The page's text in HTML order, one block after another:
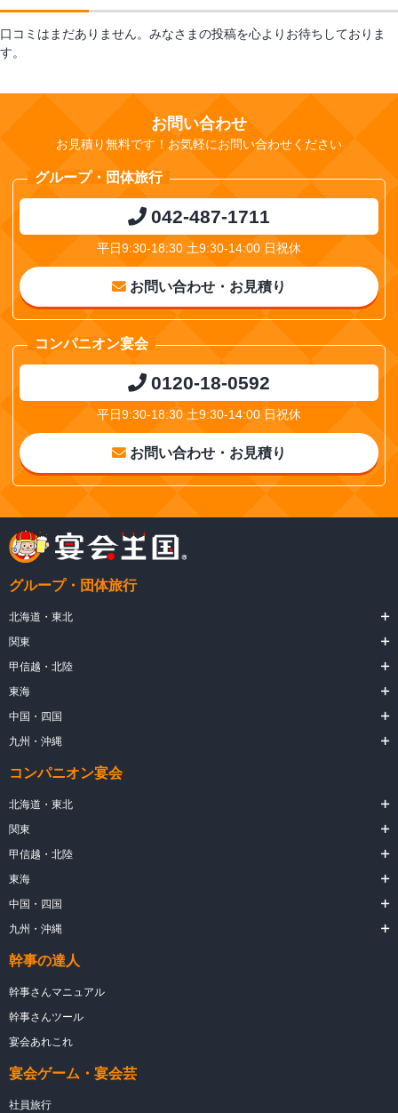
口コミはまだありません。みなさまの投稿を心よりお待ちしておりま
す。
お問い合わせ
お見積り無料です！お気軽にお問い合わせください
グループ・団体旅行
042-487-1711
平日9:30-18:30 土9:30-14:00 日祝休
お問い合わせ・お見積り
コンパニオン宴会
0120-18-0592
平日9:30-18:30 土9:30-14:00 日祝休
お問い合わせ・お見積り
グループ・団体旅行
北海道・東北
関東
甲信越・北陸
東海
中国・四国
九州・沖縄
コンパニオン宴会
北海道・東北
関東
甲信越・北陸
東海
中国・四国
九州・沖縄
幹事の達人
幹事さんマニュアル
幹事さんツール
宴会あれこれ
宴会ゲーム・宴会芸
社員旅行